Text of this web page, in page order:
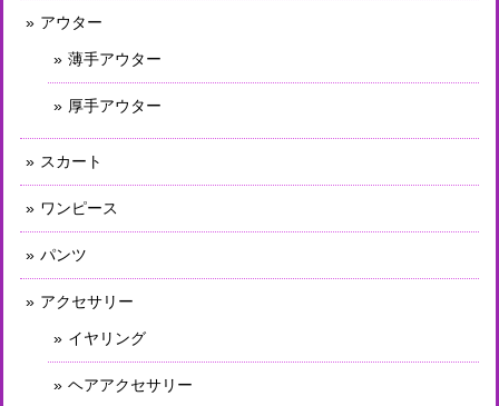
アウター
薄手アウター
厚手アウター
スカート
ワンピース
パンツ
アクセサリー
イヤリング
ヘアアクセサリー